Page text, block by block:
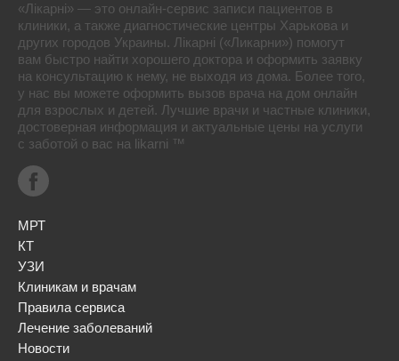
«Лікарні» — это онлайн-сервис записи пациентов в
клиники, а также диагностические центры Харькова и
других городов Украины. Лікарні («Ликарни») помогут
вам быстро найти хорошего доктора и оформить заявку
на консультацию к нему, не выходя из дома. Более того,
у нас вы можете оформить вызов врача на дом онлайн
для взрослых и детей. Лучшие врачи и частные клиники,
достоверная информация и актуальные цены на услуги
с заботой о вас на likarni ™
МРТ
КТ
УЗИ
Клиникам и врачам
Правила сервиса
Лечение заболеваний
Новости